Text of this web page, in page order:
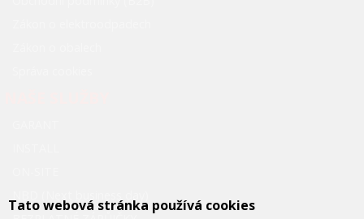
Tato webová stránka používá cookies